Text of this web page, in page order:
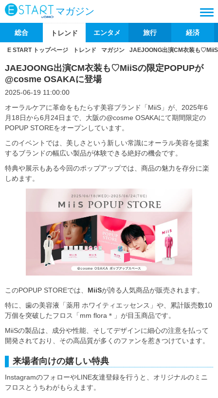
マガジン
総合 トレンド エンタメ 旅行 経済
E START トップページ トレンド マガジン JAEJOONG出演CM衣装も
JAEJOONG出演CM衣装も♡MiiSの限定POPUPが
@cosme OSAKAに登場
2025-06-19 11:00:00
オーラルケアに革命をもたらす美容ブランド「MiiS」が、2025年6
月18日から6月24日まで、大阪の@cosme OSAKAにて期間限定の
POPUP STOREをオープンしています。
このイベントでは、美しさという新しい常識にオーラル美容を提案
するブランドの幅広い製品が体験できる絶好の機会です。
特典や展示もある今回のポップアップでは、商品の魅力を存分に楽
しめます。
このPOPUP STOREでは、 MiiSが誇る人気商品が販売されます。
特に、歯の美容液「薬用 ホワイティエッセンス」や、累計販売数10
万個を突破したフロス「mm flora＊」が目玉商品です。
MiiSの製品は、成分や性能、そしてデザインに細心の注意を払って
開発されており、その高品質が多くのファンを惹きつけています。
来場者向けの嬉しい特典
InstagramのフォローやLINE友達登録を行うと、オリジナルのミニ
フロスとうちわがもらえます。